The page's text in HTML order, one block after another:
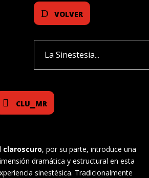
volver
La Sinestesia...
clu_mr
claroscuro, por su parte, introduce una
dramática y estructural en esta
sinestésica. Tradicionalmente